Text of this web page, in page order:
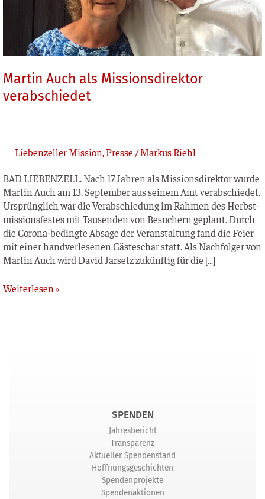
Martin Auch als Missionsdirektor
verabschiedet
Liebenzeller Mission,Presse /Markus Riehl
BAD LIEBENZELL. Nach 17 Jah­ren als Mis­si­ons­di­rek­tor wur­de
Mar­tin Auch am 13. Sep­tem­ber aus sei­nem Amt ver­ab­schie­det.
Ursprüng­lich war die Ver­ab­schie­dung im Rah­men des Herbst­
mis­si­ons­fes­tes mit Tau­sen­den von Besu­chern geplant. Durch
die Coro­­na-bedin­g­­te Absa­ge der Ver­an­stal­tung fand die Fei­er
mit einer hand­ver­le­se­nen Gäs­te­schar statt. Als Nach­fol­ger von
Mar­tin Auch wird David Jar­setz zukünf­tig für die […]
Weiterlesen »
SPENDEN
Jahresbericht
Transparenz
Aktueller Spendenstand
Hoffnungsgeschichten
Spendenprojekte
Spendenaktionen